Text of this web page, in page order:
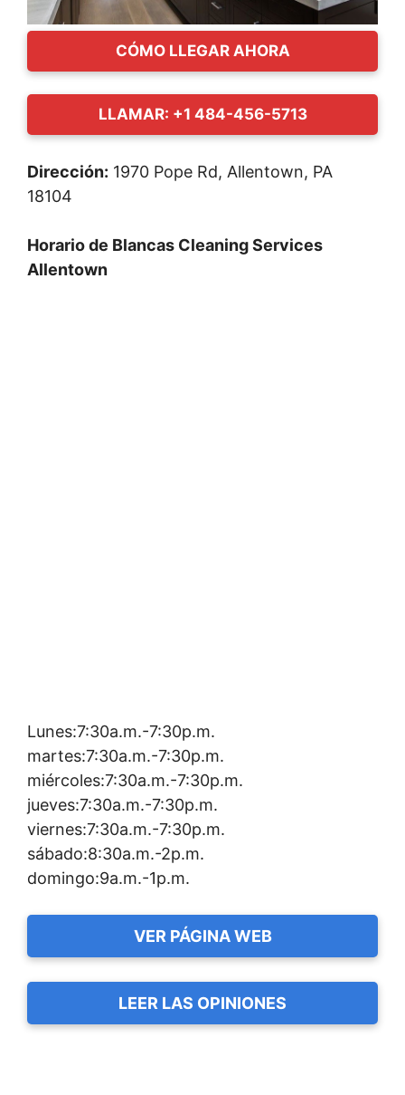
CÓMO LLEGAR AHORA
LLAMAR: +1 484-456-5713
Dirección: 1970 Pope Rd, Allentown, PA
18104
Horario de Blancas Cleaning Services
Allentown
Lunes:7:30a.m.-7:30p.m.
martes:7:30a.m.-7:30p.m.
miércoles:7:30a.m.-7:30p.m.
jueves:7:30a.m.-7:30p.m.
viernes:7:30a.m.-7:30p.m.
sábado:8:30a.m.-2p.m.
domingo:9a.m.-1p.m.
VER PÁGINA WEB
LEER LAS OPINIONES